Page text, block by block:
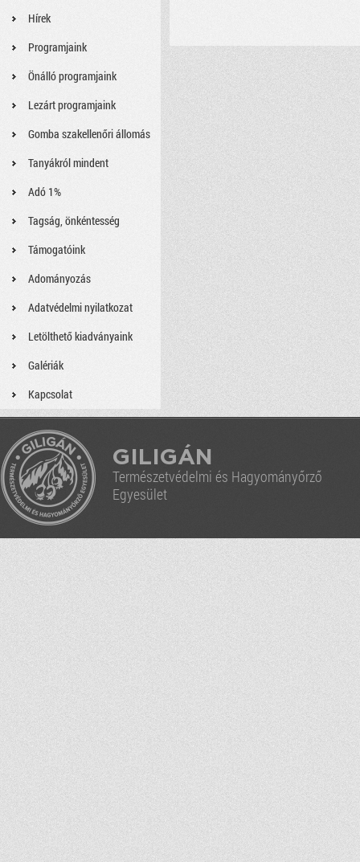
Hírek
Programjaink
Önálló programjaink
Lezárt programjaink
Gomba szakellenőri állomás
Tanyákról mindent
Adó 1%
Tagság, önkéntesség
Támogatóink
Adományozás
Adatvédelmi nyilatkozat
Letölthető kiadványaink
Galériák
Kapcsolat
GILIGÁN
Természetvédelmi és Hagyományőrző
Egyesület